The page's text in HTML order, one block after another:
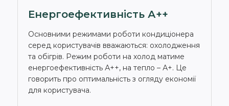
Енергоефективність А++
Основними режимами роботи кондиціонера
серед користувачів вважаються: охолодження
та обігрів. Режим роботи на холод матиме
енергоефективність А++, на тепло – А+. Це
говорить про оптимальність з огляду економії
для користувача.